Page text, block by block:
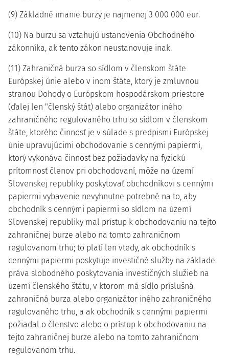
(9) Základné imanie burzy je najmenej 3 000 000 eur.
(10) Na burzu sa vzťahujú ustanovenia Obchodného
zákonníka, ak tento zákon neustanovuje inak.
(11) Zahraničná burza so sídlom v členskom štáte
Európskej únie alebo v inom štáte, ktorý je zmluvnou
stranou Dohody o Európskom hospodárskom priestore
(ďalej len "členský štát) alebo organizátor iného
zahraničného regulovaného trhu so sídlom v členskom
štáte, ktorého činnosť je v súlade s predpismi Európskej
únie upravujúcimi obchodovanie s cennými papiermi,
ktorý vykonáva činnosť bez požiadavky na fyzickú
prítomnosť členov pri obchodovaní, môže na území
Slovenskej republiky poskytovať obchodníkovi s cennými
papiermi vybavenie nevyhnutne potrebné na to, aby
obchodník s cennými papiermi so sídlom na území
Slovenskej republiky mal prístup k obchodovaniu na tejto
zahraničnej burze alebo na tomto zahraničnom
regulovanom trhu; to platí len vtedy, ak obchodník s
cennými papiermi poskytuje investičné služby na základe
práva slobodného poskytovania investičných služieb na
území členského štátu, v ktorom má sídlo príslušná
zahraničná burza alebo organizátor iného zahraničného
regulovaného trhu, a ak obchodník s cennými papiermi
požiadal o členstvo alebo o prístup k obchodovaniu na
tejto zahraničnej burze alebo na tomto zahraničnom
regulovanom trhu.